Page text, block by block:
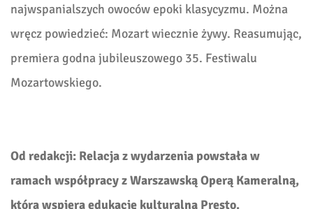
najwspanialszych owoców epoki klasycyzmu. Można
wręcz powiedzieć: Mozart wiecznie żywy. Reasumując,
premiera godna jubileuszowego 35. Festiwalu
Mozartowskiego.
Od redakcji: Relacja z wydarzenia powstała w
ramach współpracy z Warszawską Operą Kameralną,
która wspiera edukację kulturalną Presto.